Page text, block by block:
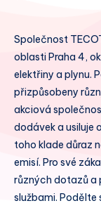
Společnost
oblasti Praha 4,
elektřiny a plynu.
přizpůsobeny
akciová
dodávek a usiluje
toho klade důraz
emisí. Pro své
různých dotazů a
službami. Podělte